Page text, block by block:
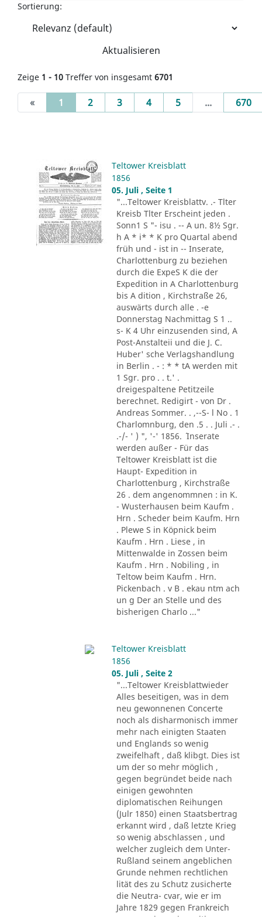
Sortierung:
Aktualisieren
Zeige 1 - 10 Treffer von insgesamt 6701
« 1 (current)
2 3 4 5 ... 670
Teltower Kreisblatt
1856
05. Juli , Seite 1
"...Teltower Kreisblattv. .- Tlter
Kreisb Tlter Erscheint jeden .
Sonn1 S "- isu . -- A un. 8½ Sgr.
h A * i* * K pro Quartal abend
früh und - ist in -- Inserate,
Charlottenburg zu beziehen
durch die ExpeS K die der
Expedition in A Charlottenburg
bis A dition , Kirchstraße 26,
auswärts durch alle . -e
Donnerstag Nachmittag S 1 ..
s- K 4 Uhr einzusenden sind, A
Post-Anstalteii und die J. C.
Huber' sche Verlagshandlung
in Berlin . - : * * tA werden mit
1 Sgr. pro . . t.' .
dreigespaltene Petitzeile
berechnet. Redigirt - von Dr .
Andreas Sommer. . ,--S- l No . 1
Charlomnburg, den .5 . . Juli .- .
.-/- ' ) ", '-' 1856. ´ Inserate
werden außer - Für das
Teltower Kreisblatt ist die
Haupt- Expedition in
Charlottenburg , Kirchstraße
26 . dem angenommnen : in K.
- Wusterhausen beim Kaufm .
Hrn . Scheder beim Kaufm. Hrn
. Plewe S in Köpnick beim
Kaufm . Hrn . Liese , in
Mittenwalde in Zossen beim
Kaufm . Hrn . Nobiling , in
Teltow beim Kaufm . Hrn.
Pickenbach . v B . ekau ntm ach
un g Der an Stelle und des
bisherigen Charlo ..."
Teltower Kreisblatt
1856
05. Juli , Seite 2
"...Teltower Kreisblattwieder
Alles beseitigen, was in dem
neu gewonnenen Concerte
noch als disharmonisch immer
mehr nach einigten Staaten
und Englands so wenig
zweifelhaft , daß klibgt. Dies ist
um der so mehr möglich ,
gegen begründet beide nach
einigen gewohnten
diplomatischen Reihungen
(Julr 1850) einen Staatsbertrag
erkannt wird , daß letzte Krieg
so wenig abschlassen , und
welcher zugleich dem Unter-
Rußland seinem angeblichen
Grunde nehmen rechtlichen
lität des zu Schutz zusicherte
die Neutra- cvar, wie er im
Jahre 1829 gegen Frankreich